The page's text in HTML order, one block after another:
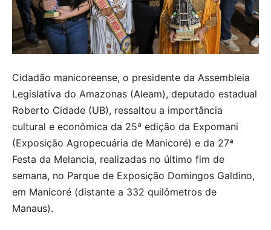
Cidadão manicoreense, o presidente da Assembleia
Legislativa do Amazonas (Aleam), deputado estadual
Roberto Cidade (UB), ressaltou a importância
cultural e econômica da 25ª edição da Expomani
(Exposição Agropecuária de Manicoré) e da 27ª
Festa da Melancia, realizadas no último fim de
semana, no Parque de Exposição Domingos Galdino,
em Manicoré (distante a 332 quilômetros de
Manaus).